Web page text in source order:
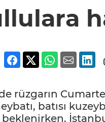
rüzgarın
batısı
beklenirken,